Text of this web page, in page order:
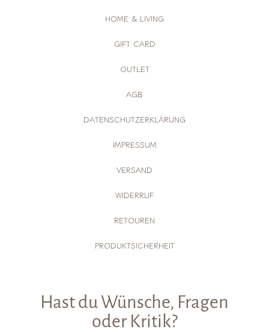
HOME & LIVING
GIFT CARD
OUTLET
AGB
DATENSCHUTZERKLÄRUNG
IMPRESSUM
VERSAND
WIDERRUF
RETOUREN
PRODUKTSICHERHEIT
Hast du Wünsche, Fragen
oder Kritik?